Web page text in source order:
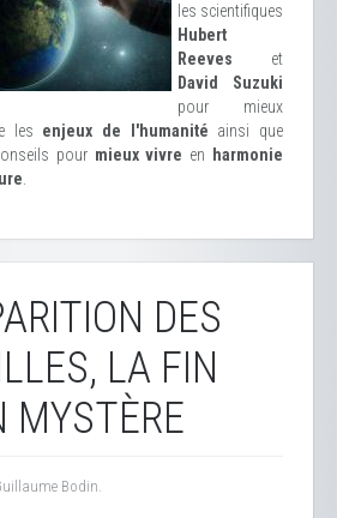
les scientifiques
Hubert
Reeves et
David Suzuki
pour mieux
les enjeux de l'humanité ainsi que
pour mieux vivre en
harmonie
DES
LA FIN
MYSTÈRE
Bodin.